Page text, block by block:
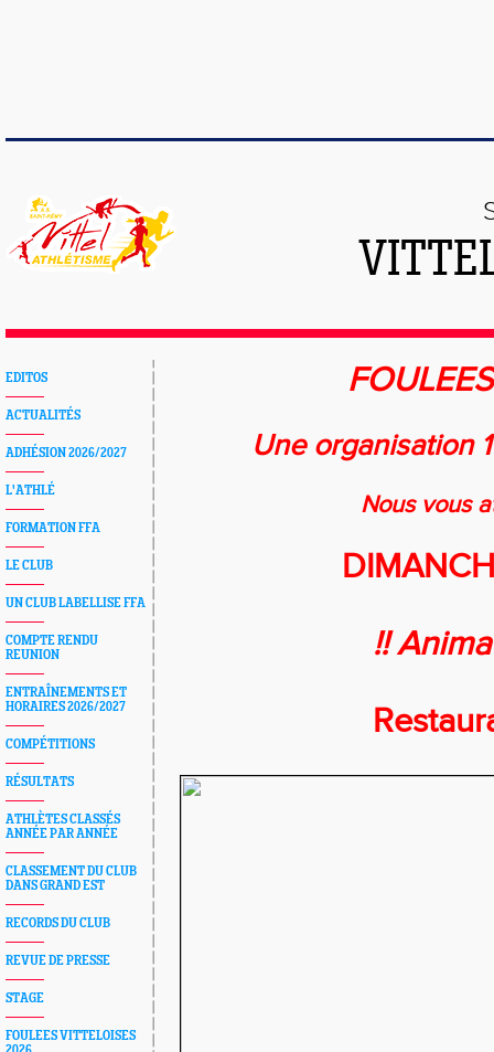
EDITOS
ACTUALITÉS
ADHÉSION 2026/2027
L'ATHLÉ
FORMATION FFA
LE CLUB
UN CLUB LABELLISE FFA
COMPTE RENDU
REUNION
ENTRAÎNEMENTS ET
HORAIRES 2026/2027
COMPÉTITIONS
RÉSULTATS
ATHLÈTES CLASSÉS
ANNÉE PAR ANNÉE
CLASSEMENT DU CLUB
DANS GRAND EST
RECORDS DU CLUB
REVUE DE PRESSE
STAGE
FOULEES VITTELOISES
Une organisation
Nous vous
!!